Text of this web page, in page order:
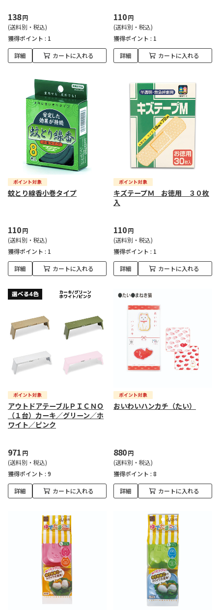
138円
(送料別・税込)
獲得ポイント : 1
詳細 カートに入れる
110円
(送料別・税込)
獲得ポイント : 1
詳細 カートに入れる
蚊とり線香小巻タイプ
110円
(送料別・税込)
獲得ポイント : 1
詳細 カートに入れる
キズテープＭ お徳用 ３０枚
入
110円
(送料別・税込)
獲得ポイント : 1
詳細 カートに入れる
アウトドアテーブルＰＩＣＮＯ
（１台）カーキ／グリーン／ホ
ワイト／ピンク
971 円
(送料別・税込)
獲得ポイント : 9
詳細 カートに入れる
おいわいハンカチ（たい）
880円
(送料別・税込)
獲得ポイント : 8
詳細 カートに入れる